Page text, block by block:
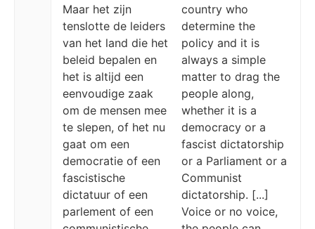
Maar het zijn
tenslotte de leiders
van het land die het
beleid bepalen en
het is altijd een
eenvoudige zaak
om de mensen mee
te slepen, of het nu
gaat om een ​​
democratie of een
fascistische
dictatuur of een
parlement of een
country who
determine the
policy and it is
always a simple
matter to drag the
people along,
whether it is a
democracy or a
fascist dictatorship
or a Parliament or a
Communist
dictatorship. [...]
Voice or no voice,